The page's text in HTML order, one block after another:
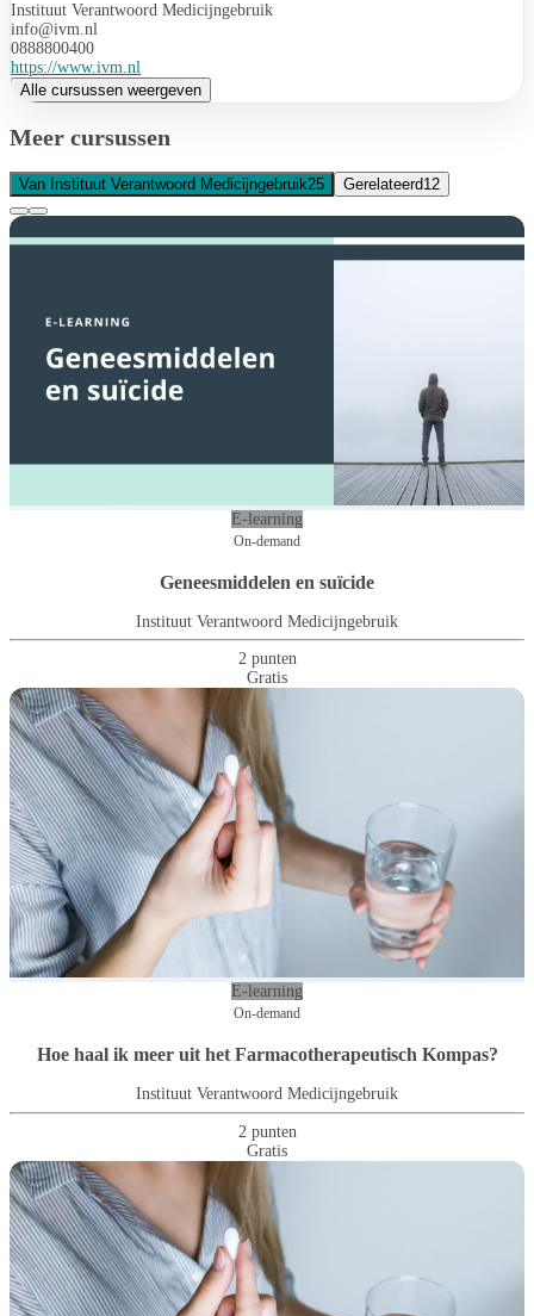
Instituut Verantwoord Medicijngebruik
info@ivm.nl
0888800400
https://www.ivm.nl
Alle cursussen weergeven
Meer cursussen
Van Instituut Verantwoord Medicijngebruik25 Gerelateerd12
E-learning
On-demand
Geneesmiddelen en suïcide
Instituut Verantwoord Medicijngebruik
2 punten
Gratis
E-learning
On-demand
Hoe haal ik meer uit het Farmacotherapeutisch Kompas?
Instituut Verantwoord Medicijngebruik
2 punten
Gratis